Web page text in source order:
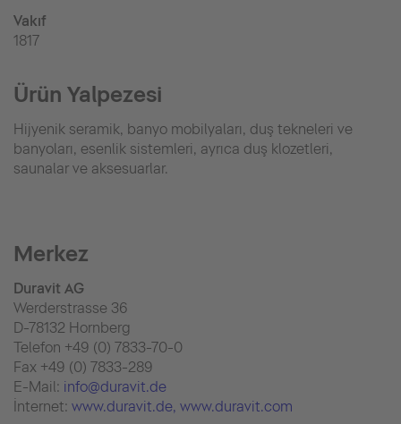
Vakıf
1817
Ürün Yalpezesi
Hijyenik seramik, banyo mobilyaları, duş tekneleri ve
banyoları, esenlik sistemleri, ayrıca duş klozetleri,
saunalar ve aksesuarlar.
Merkez
Duravit AG
Werderstrasse 36
D-78132 Hornberg
Telefon +49 (0) 7833-70-0
Fax +49 (0) 7833-289
E-Mail: info@duravit.de
İnternet: www.duravit.de, www.duravit.com